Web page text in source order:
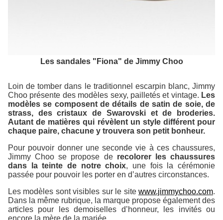
Les sandales "Fiona" de Jimmy Choo
Loin de tomber dans le traditionnel escarpin blanc, Jimmy
Choo présente des modèles sexy, pailletés et vintage. Les
modèles se composent de détails de satin de soie, de
strass, des cristaux de Swarovski et de broderies.
Autant de matières qui révèlent un style différent pour
chaque paire, chacune y trouvera son petit bonheur.
Pour pouvoir donner une seconde vie à ces chaussures,
Jimmy Choo se propose derecolorer les chaussures
dans la teinte de notre choix, une fois la cérémonie
passée pour pouvoir les porter en d’autres circonstances.
Les modèles sont visibles sur le site www.jimmychoo.com.
Dans la même rubrique, la marque propose également des
articles pour les demoiselles d’honneur, les invités ou
encore la mère de la mariée.